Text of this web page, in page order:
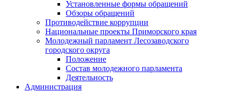
Установленные формы обращений
Обзоры обращений
Противодействие коррупции
Национальные проекты Приморского края
Молодежный парламент Лесозаводского
городского округа
Положение
Состав молодежного парламента
Деятельность
Администрация